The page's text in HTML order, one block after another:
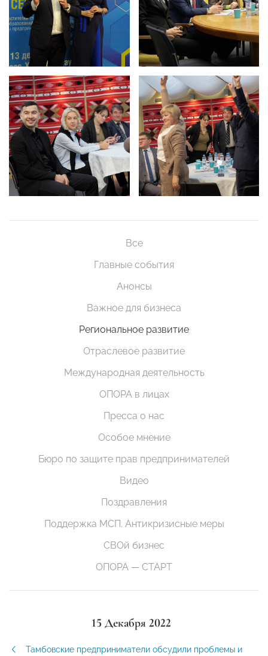
Все
Главные события
Анонсы
Важное для бизнеса
Региональное развитие
Отраслевое развитие
Международная деятельность
ОПОРА в лицах
Пресса о нас
Особое мнение
Бюро по защите прав предпринимателей
Видео
Поздравления
Поддержка МСП. Антикризисные меры
СВОй бизнес
ОПОРА — СТАРТ
15 Декабря 2022
Тамбовские предприниматели обсудили проблемы и